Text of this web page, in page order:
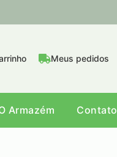
Meus pedidos
Armazém Contato